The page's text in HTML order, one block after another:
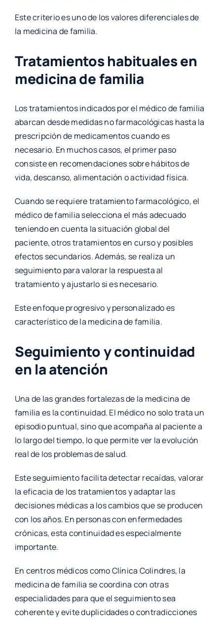
Este criterio es uno de los valores diferenciales de
la medicina de familia.
Tratamientos habituales en
medicina de familia
Los tratamientos indicados por el médico de familia
abarcan desde medidas no farmacológicas hasta la
prescripción de medicamentos cuando es
necesario. En muchos casos, el primer paso
consiste en recomendaciones sobre hábitos de
vida, descanso, alimentación o actividad física.
Cuando se requiere tratamiento farmacológico, el
médico de familia selecciona el más adecuado
teniendo en cuenta la situación global del
paciente, otros tratamientos en curso y posibles
efectos secundarios. Además, se realiza un
seguimiento para valorar la respuesta al
tratamiento y ajustarlo si es necesario.
Este enfoque progresivo y personalizado es
característico de la medicina de familia.
Seguimiento y continuidad
en la atención
Una de las grandes fortalezas de la medicina de
familia es la continuidad. El médico no solo trata un
episodio puntual, sino que acompaña al paciente a
lo largo del tiempo, lo que permite ver la evolución
real de los problemas de salud.
Este seguimiento facilita detectar recaídas, valorar
la eficacia de los tratamientos y adaptar las
decisiones médicas a los cambios que se producen
con los años. En personas con enfermedades
crónicas, esta continuidad es especialmente
importante.
En centros médicos como Clínica Colindres, la
medicina de familia se coordina con otras
especialidades para que el seguimiento sea
coherente y evite duplicidades o contradicciones